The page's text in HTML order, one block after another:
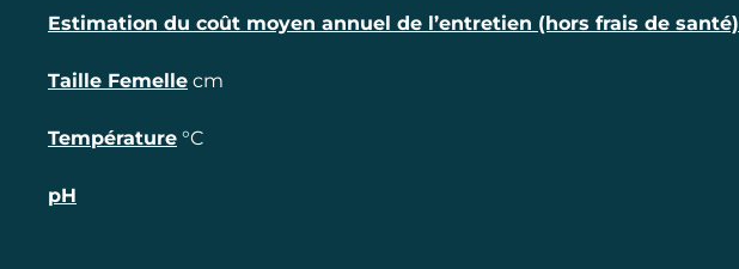
Estimation du coût moyen annuel de l’entretien (hors frais de santé)
Taille Femelle cm
Température °C
pH